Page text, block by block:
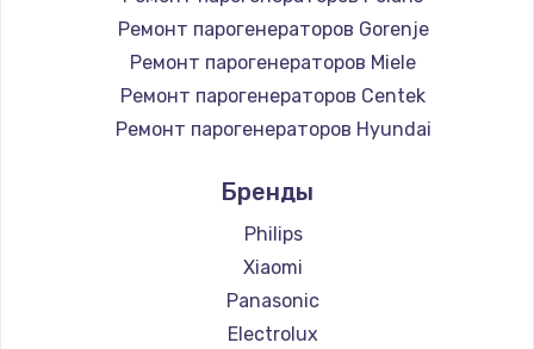
Ремонт парогенераторов Gorenje
Ремонт парогенераторов Miele
Ремонт парогенераторов Centek
Ремонт парогенераторов Hyundai
Ремонт парогенераторов DELTA
Ремонт парогенераторов Silter
Ремонт парогенераторов Chayka
Ремонт парогенераторов Beko
Ремонт парогенераторов Vivitek
Бренды
Philips
Xiaomi
Panasonic
Electrolux